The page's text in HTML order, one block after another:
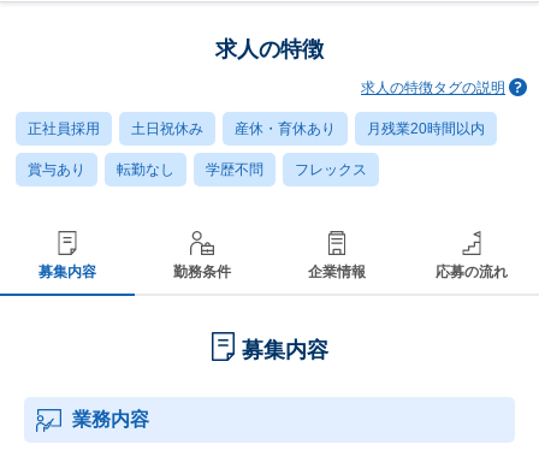
求人の特徴
求人の特徴タグの説明
正社員採用 土日祝休み 産休・育休あり 月残業20時間以内
賞与あり 転勤なし 学歴不問 フレックス
募集内容 勤務条件 企業情報 応募の流れ
募集内容
業務内容